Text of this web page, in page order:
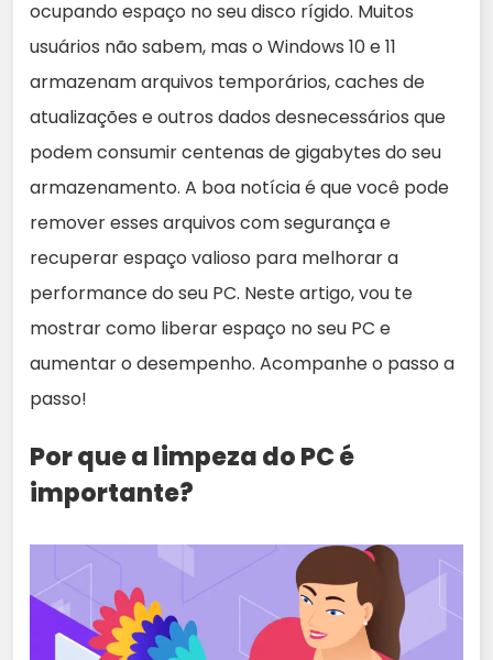
ocupando espaço no seu disco rígido. Muitos
usuários não sabem, mas o Windows 10 e 11
armazenam arquivos temporários, caches de
atualizações e outros dados desnecessários que
podem consumir centenas de gigabytes do seu
armazenamento. A boa notícia é que você pode
remover esses arquivos com segurança e
recuperar espaço valioso para melhorar a
performance do seu PC. Neste artigo, vou te
mostrar como liberar espaço no seu PC e
aumentar o desempenho. Acompanhe o passo a
passo!
Por que a limpeza do PC é
importante?